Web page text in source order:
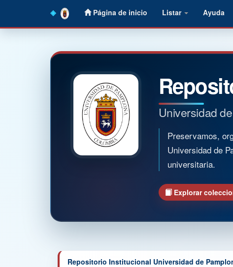
Página de inicio Listar Ayuda
Universidad
Preservamos,
Universidad de
universitaria.
Explorar
Repositorio Institucional Universidad de